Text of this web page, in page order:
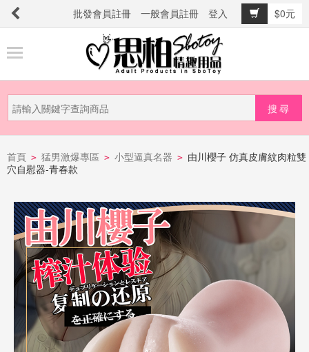
批發會員註冊 一般會員註冊 登入
$0元
品
新
品
上
提
防
詐
騙
電
或
首頁 > 猛男激爆專區 > 小型逼真名器 > 由川櫻子 仿真皮膚紋肉粒雙
穴自慰器-青春款